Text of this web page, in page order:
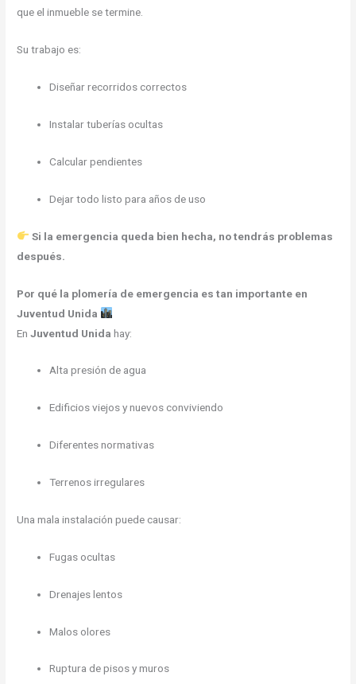
que el inmueble se termine.
Su trabajo es:
Diseñar recorridos correctos
Instalar tuberías ocultas
Calcular pendientes
Dejar todo listo para años de uso
Si la emergencia queda bien hecha, no tendrás problemas
después.
Por qué la plomería de emergencia es tan importante en
Juventud Unida
EnJuventud Unida hay:
Alta presión de agua
Edificios viejos y nuevos conviviendo
Diferentes normativas
Terrenos irregulares
Una mala instalación puede causar:
Fugas ocultas
Drenajes lentos
Malos olores
Ruptura de pisos y muros